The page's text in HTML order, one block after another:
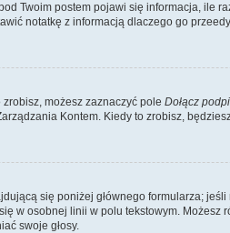
Twoim postem pojawi się informacja, ile
notatkę z informacją dlaczego go
możesz zaznaczyć pole Dołącz
Kontem. Kiedy to zrobisz,
się poniżej głównego formularza;
w osobnej linii w polu tekstowym.
swoje głosy.